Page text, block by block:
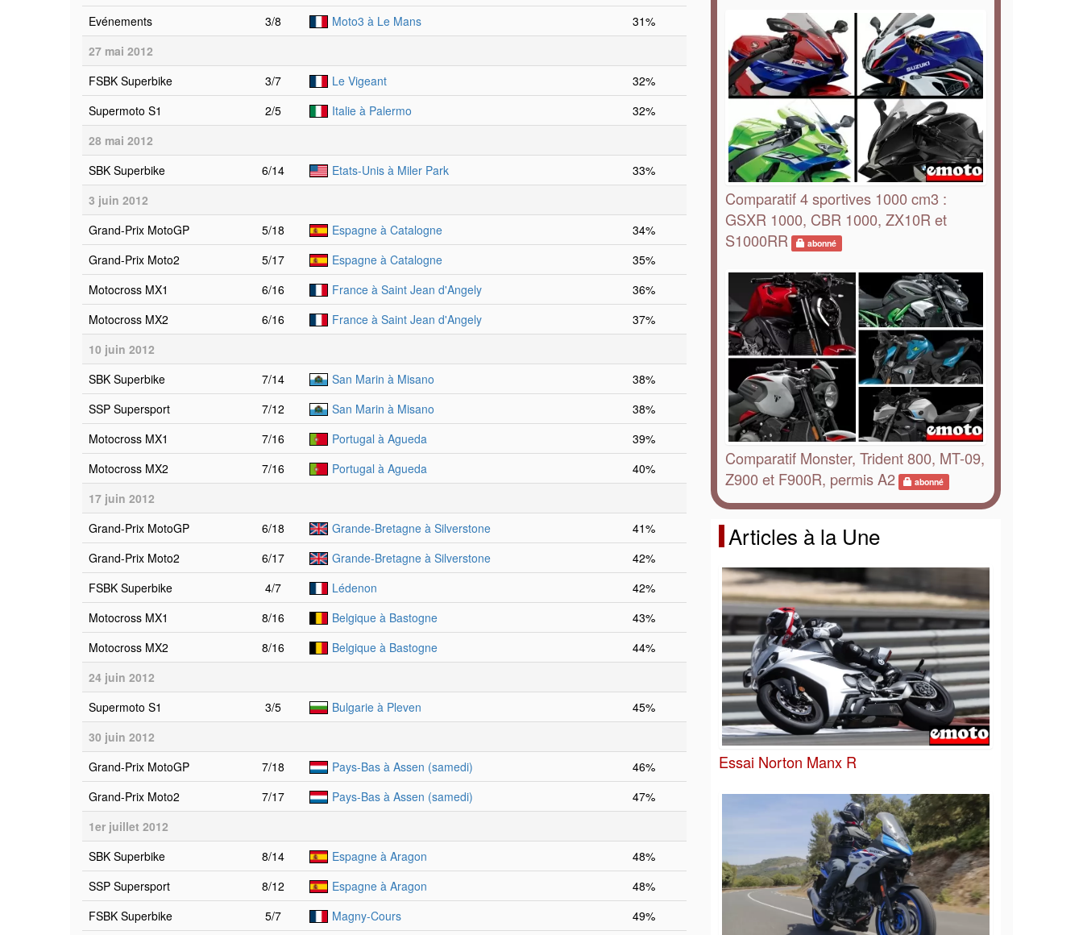
Evénements
3/8 Moto3 à Le Mans
31%
27 mai 2012
FSBK Superbike
3/7 Le Vigeant
32%
Supermoto S1
2/5 Italie à Palermo
32%
28 mai 2012
SBK Superbike
6/14 Etats-Unis à Miler Park
33%
3 juin 2012
Grand-Prix MotoGP
5/18 Espagne à Catalogne
34%
Grand-Prix Moto2
5/17 Espagne à Catalogne
35%
Motocross MX1
6/16 France à Saint Jean d'Angely
36%
Motocross MX2
6/16 France à Saint Jean d'Angely
37%
10 juin 2012
SBK Superbike
7/14 San Marin à Misano
38%
SSP Supersport
7/12 San Marin à Misano
38%
Motocross MX1
7/16 Portugal à Agueda
39%
Motocross MX2
7/16 Portugal à Agueda
40%
17 juin 2012
Grand-Prix MotoGP
6/18 Grande-Bretagne à Silverstone
41%
Grand-Prix Moto2
6/17 Grande-Bretagne à Silverstone
42%
FSBK Superbike
4/7 Lédenon
42%
Motocross MX1
8/16 Belgique à Bastogne
43%
Motocross MX2
8/16 Belgique à Bastogne
44%
24 juin 2012
Supermoto S1
3/5 Bulgarie à Pleven
45%
30 juin 2012
Grand-Prix MotoGP
7/18 Pays-Bas à Assen (samedi)
46%
Grand-Prix Moto2
7/17 Pays-Bas à Assen (samedi)
47%
1er juillet 2012
SBK Superbike
8/14 Espagne à Aragon
48%
SSP Supersport
8/12 Espagne à Aragon
48%
FSBK Superbike
5/7 Magny-Cours 49%
Comparatif 4 sportives 1000 cm3 :
GSXR 1000, CBR 1000, ZX10R et
S1000RR
abonné
Comparatif Monster, Trident 800, MT-09,
Z900 et F900R, permis A2
abonné
Articles à la Une
Essai Norton Manx R